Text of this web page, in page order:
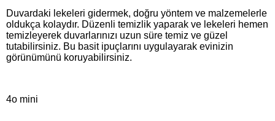
Duvardaki lekeleri gidermek, doğru yöntem ve malzemelerle
oldukça kolaydır. Düzenli temizlik yaparak ve lekeleri hemen
temizleyerek duvarlarınızı uzun süre temiz ve güzel
tutabilirsiniz. Bu basit ipuçlarını uygulayarak evinizin
görünümünü koruyabilirsiniz.
4o mini